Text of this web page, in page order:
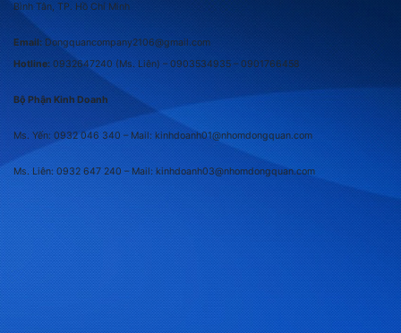
Bình Tân, TP. Hồ Chí Minh
Email: Dongquancompany2106@gmail.com
Hotline: 0932647240 (Ms. Liên) – 0903534935 –0901766458
Bộ Phận Kinh Doanh
Ms. Yến: 0932 046 340 – Mail: kinhdoanh01@nhomdongquan.com
Ms. Liên: 0932 647 240 – Mail: kinhdoanh03@nhomdongquan.com